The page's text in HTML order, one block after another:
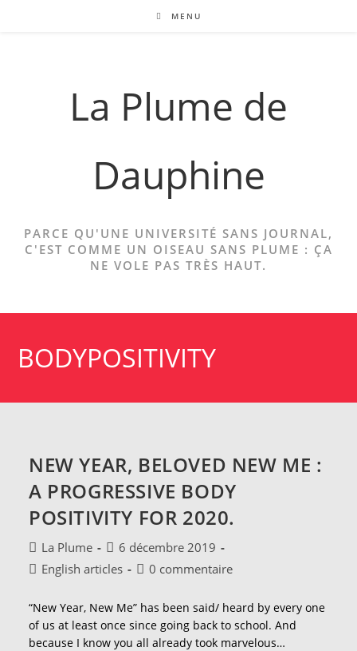
MENU
La Plume de
Dauphine
PARCE QU'UNE UNIVERSITÉ SANS JOURNAL,
C'EST COMME UN OISEAU SANS PLUME : ÇA
NE VOLE PAS TRÈS HAUT.
BODYPOSITIVITY
NEW YEAR, BELOVED NEW ME :
A PROGRESSIVE BODY
POSITIVITY FOR 2020.
Auteur/autrice
de
La Plume
Publication
publiée :
6 décembre 2019
PostEnglish articles
Commentaires
la
publication :
0 commentaire
“New Year, New Me” has been said/ heard by every one
of us at least once since going back to school. And
because I know you all already took marvelous…